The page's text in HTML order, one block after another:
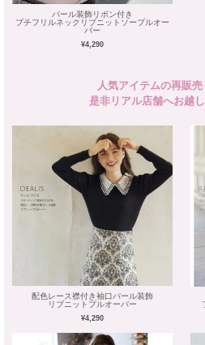
パール装飾リボン付き
プチフリルネックリブニットソープルオー
バー
¥4,290
人気アイテムの再販売
是非リアル店舗へお越
配色レース襟付き袖口パール装飾
リブニットプルオーバー
¥4,290